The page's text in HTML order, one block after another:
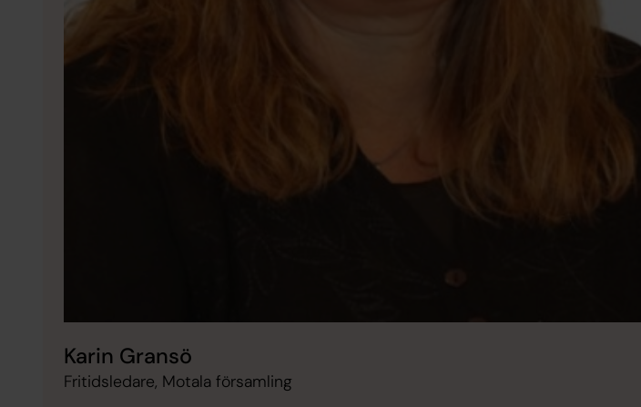
Karin Gransö
Fritidsledare, Motala församling